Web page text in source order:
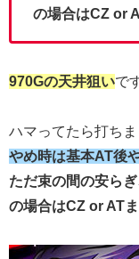
の場合はCZ or
970Gの天井狙いで
ハマってたら打ちま
やめ時は基本AT後
ただ束の間の安ら
の場合はCZ or ATま